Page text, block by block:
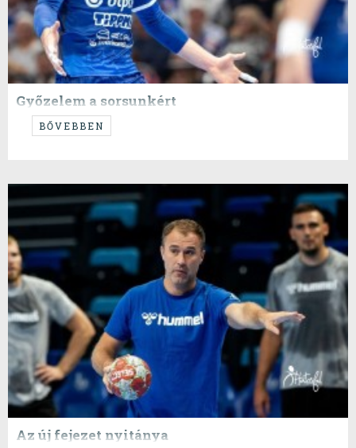
Győzelem a sorsunkért
...Szeged vs Aalborg a negyeddöntőért
BŐVEBBEN
Az új fejezet nyitánya